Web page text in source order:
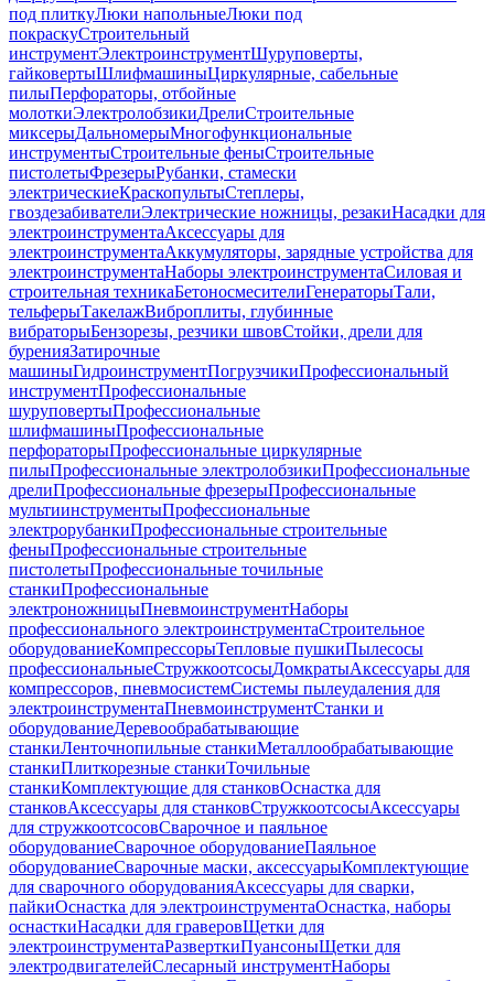
под плиткуЛюки напольныеЛюки под
покраскуСтроительный
инструментЭлектроинструментШуруповерты,
гайковертыШлифмашиныЦиркулярные, сабельные
пилыПерфораторы, отбойные
молоткиЭлектролобзикиДрелиСтроительные
миксерыДальномерыМногофункциональные
инструментыСтроительные феныСтроительные
пистолетыФрезерыРубанки, стамески
электрическиеКраскопультыСтеплеры,
гвоздезабивателиЭлектрические ножницы, резакиНасадки для
электроинструментаАксессуары для
электроинструментаАккумуляторы, зарядные устройства для
электроинструментаНаборы электроинструментаСиловая и
строительная техникаБетоносмесителиГенераторыТали,
тельферыТакелажВиброплиты, глубинные
вибраторыБензорезы, резчики швовСтойки, дрели для
буренияЗатирочные
машиныГидроинструментПогрузчикиПрофессиональный
инструментПрофессиональные
шуруповертыПрофессиональные
шлифмашиныПрофессиональные
перфораторыПрофессиональные циркулярные
пилыПрофессиональные электролобзикиПрофессиональные
дрелиПрофессиональные фрезерыПрофессиональные
мультиинструментыПрофессиональные
электрорубанкиПрофессиональные строительные
феныПрофессиональные строительные
пистолетыПрофессиональные точильные
станкиПрофессиональные
электроножницыПневмоинструментНаборы
профессионального электроинструментаСтроительное
оборудованиеКомпрессорыТепловые пушкиПылесосы
профессиональныеСтружкоотсосыДомкратыАксессуары для
компрессоров, пневмосистемСистемы пылеудаления для
электроинструментаПневмоинструментСтанки и
оборудованиеДеревообрабатывающие
станкиЛенточнопильные станкиМеталлообрабатывающие
станкиПлиткорезные станкиТочильные
станкиКомплектующие для станковОснастка для
станковАксессуары для станковСтружкоотсосыАксессуары
для стружкоотсосовСварочное и паяльное
оборудованиеСварочное оборудованиеПаяльное
оборудованиеСварочные маски, аксессуарыКомплектующие
для сварочного оборудованияАксессуары для сварки,
пайкиОснастка для электроинструментаОснастка, наборы
оснасткиНасадки для граверовЩетки для
электроинструментаРазверткиПуансоныЩетки для
электродвигателейСлесарный инструментНаборы